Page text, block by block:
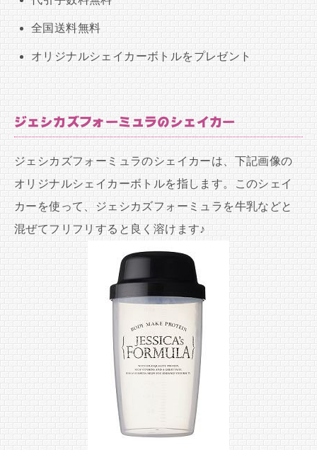
全国送料無料
オリジナルシェイカーボトルをプレゼント
ジェシカズフォーミュラのシェイカー
ジェシカズフォーミュラのシェイカーは、下記画像の
オリジナルシェイカーボトルを指します。このシェイ
カーを使って、ジェシカズフォーミュラを牛乳などと
混ぜてフリフリすると良く溶けます♪